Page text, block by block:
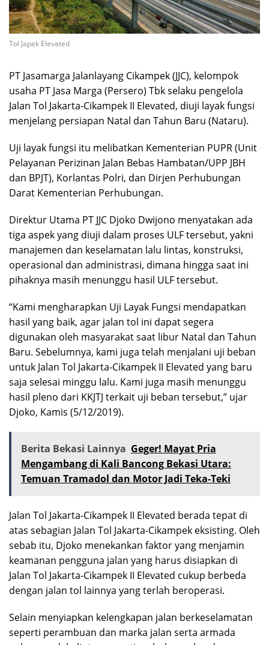
Tol Japek Elevated
PT Jasamarga Jalanlayang Cikampek (JJC), kelompok
usaha PT Jasa Marga (Persero) Tbk selaku pengelola
Jalan Tol Jakarta-Cikampek II Elevated, diuji layak fungsi
menjelang persiapan Natal dan Tahun Baru (Nataru).
Uji layak fungsi itu melibatkan Kementerian PUPR (Unit
Pelayanan Perizinan Jalan Bebas Hambatan/UPP JBH
dan BPJT), Korlantas Polri, dan Dirjen Perhubungan
Darat Kementerian Perhubungan.
Direktur Utama PT JJC Djoko Dwijono menyatakan ada
tiga aspek yang diuji dalam proses ULF tersebut, yakni
manajemen dan keselamatan lalu lintas, konstruksi,
operasional dan administrasi, dimana hingga saat ini
pihaknya masih menunggu hasil ULF tersebut.
“Kami mengharapkan Uji Layak Fungsi mendapatkan
hasil yang baik, agar jalan tol ini dapat segera
digunakan oleh masyarakat saat libur Natal dan Tahun
Baru. Sebelumnya, kami juga telah menjalani uji beban
untuk Jalan Tol Jakarta-Cikampek II Elevated yang baru
saja selesai minggu lalu. Kami juga masih menunggu
hasil pleno dari KKJTJ terkait uji beban tersebut,” ujar
Djoko, Kamis (5/12/2019).
Berita Bekasi Lainnya Geger! Mayat Pria
Mengambang di Kali Bancong Bekasi Utara:
Temuan Tramadol dan Motor Jadi Teka-Teki
Jalan Tol Jakarta-Cikampek II Elevated berada tepat di
atas sebagian Jalan Tol Jakarta-Cikampek eksisting. Oleh
sebab itu, Djoko menekankan faktor yang menjamin
keamanan pengguna jalan yang harus disiapkan di
Jalan Tol Jakarta-Cikampek II Elevated cukup berbeda
dengan jalan tol lainnya yang terlah beroperasi.
Selain menyiapkan kelengkapan jalan berkeselamatan
seperti perambuan dan marka jalan serta armada